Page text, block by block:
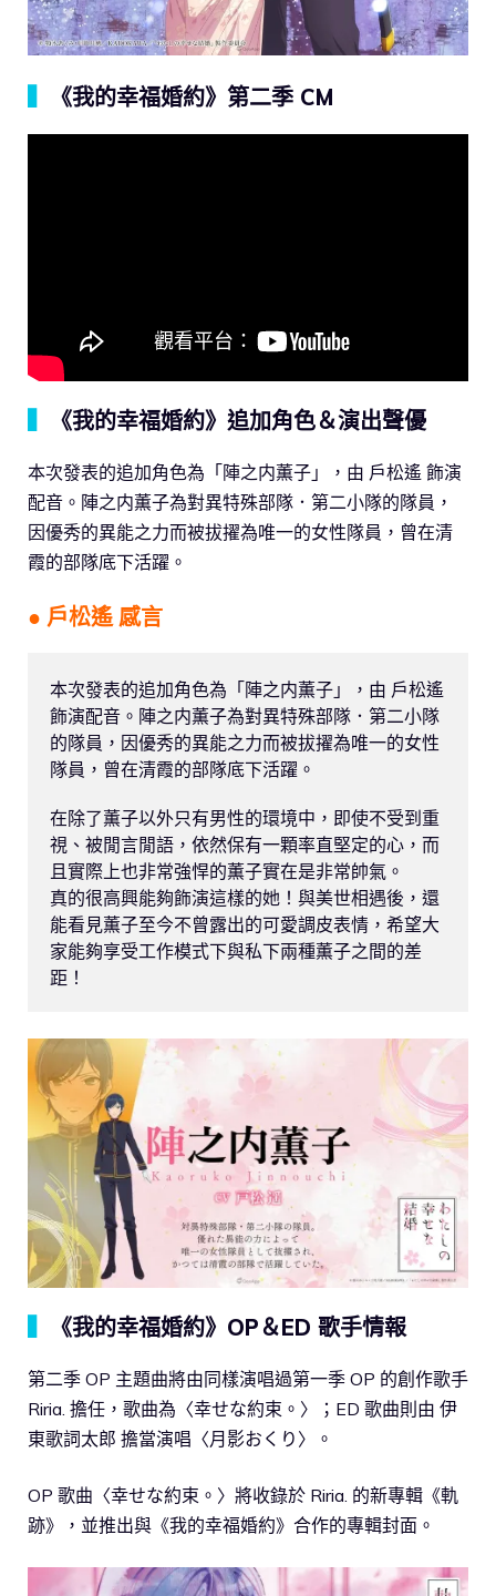
《我的幸福婚約》第二季 CM
《我的幸福婚約》追加角色＆演出聲優
本次發表的追加角色為「陣之内薫子」，由 戶松遙 飾演
配音。陣之内薫子為對異特殊部隊．第二小隊的隊員，
因優秀的異能之力而被拔擢為唯一的女性隊員，曾在清
霞的部隊底下活躍。
● 戶松遙 感言
本次發表的追加角色為「陣之内薫子」，由 戶松遙
飾演配音。陣之内薫子為對異特殊部隊．第二小隊
的隊員，因優秀的異能之力而被拔擢為唯一的女性
隊員，曾在清霞的部隊底下活躍。
在除了薫子以外只有男性的環境中，即使不受到重
視、被閒言閒語，依然保有一顆率直堅定的心，而
且實際上也非常強悍的薫子實在是非常帥氣。
真的很高興能夠飾演這樣的她！與美世相遇後，還
能看見薫子至今不曾露出的可愛調皮表情，希望大
家能夠享受工作模式下與私下兩種薫子之間的差
距！
《我的幸福婚約》OP＆ED 歌手情報
第二季 OP 主題曲將由同樣演唱過第一季 OP 的創作歌手
Riria. 擔任，歌曲為〈幸せな約束。〉；ED 歌曲則由 伊
東歌詞太郎 擔當演唱〈月影おくり〉。
OP 歌曲〈幸せな約束。〉將收錄於 Riria. 的新專輯《軌
跡》，並推出與《我的幸福婚約》合作的專輯封面。